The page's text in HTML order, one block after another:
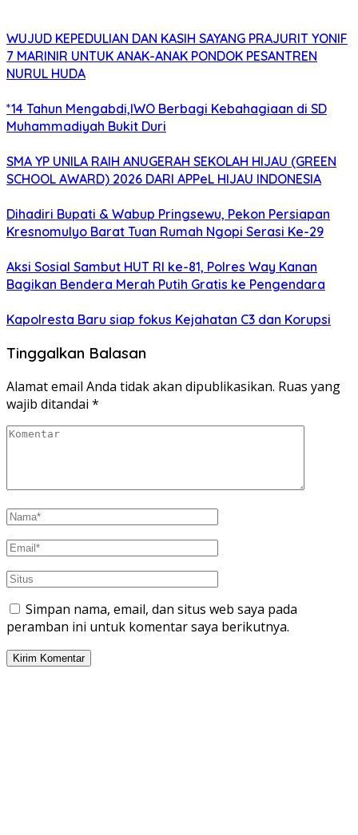
WUJUD KEPEDULIAN DAN KASIH SAYANG PRAJURIT YONIF
7 MARINIR UNTUK ANAK-ANAK PONDOK PESANTREN
NURUL HUDA
*14 Tahun Mengabdi,IWO Berbagi Kebahagiaan di SD
Muhammadiyah Bukit Duri
SMA YP UNILA RAIH ANUGERAH SEKOLAH HIJAU (GREEN
SCHOOL AWARD) 2026 DARI APPeL HIJAU INDONESIA
Dihadiri Bupati & Wabup Pringsewu, Pekon Persiapan
Kresnomulyo Barat Tuan Rumah Ngopi Serasi Ke-29
Aksi Sosial Sambut HUT RI ke-81, Polres Way Kanan
Bagikan Bendera Merah Putih Gratis ke Pengendara
Kapolresta Baru siap fokus Kejahatan C3 dan Korupsi
Tinggalkan Balasan
Alamat email Anda tidak akan dipublikasikan. Ruas yang
wajib ditandai *
Simpan nama, email, dan situs web saya pada
peramban ini untuk komentar saya berikutnya.